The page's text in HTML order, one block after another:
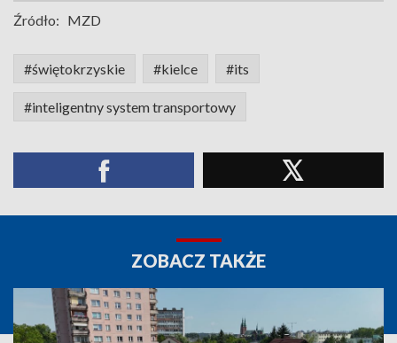
Źródło: MZD
#świętokrzyskie #kielce #its
#inteligentny system transportowy
ZOBACZ TAKŻE